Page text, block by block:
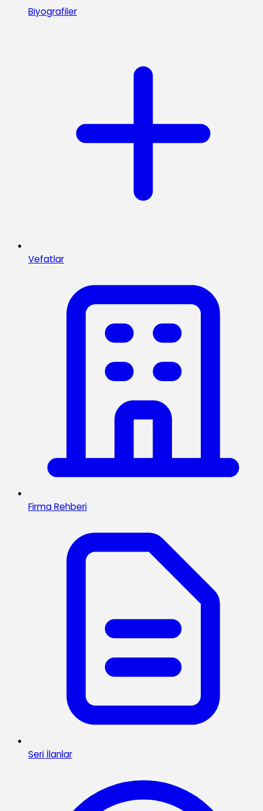
Biyografiler
Vefatlar
Firma Rehberi
Seri İlanlar